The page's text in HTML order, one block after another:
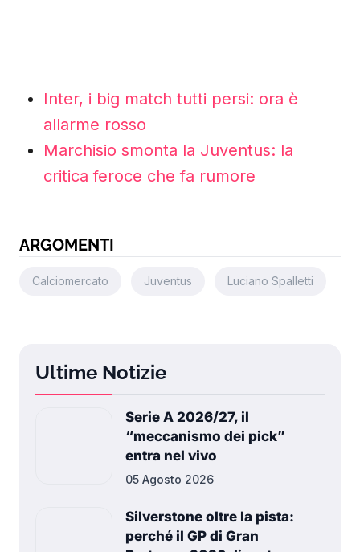
Inter, i big match tutti persi: ora è
allarme rosso
Marchisio smonta la Juventus: la
critica feroce che fa rumore
ARGOMENTI
Calciomercato Juventus Luciano Spalletti
Ultime Notizie
Serie A 2026/27, il
“meccanismo dei pick”
entra nel vivo
05 Agosto 2026
Silverstone oltre la pista:
perché il GP di Gran